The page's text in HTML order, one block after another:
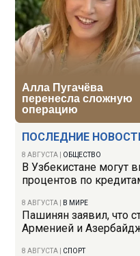
ПОСЛЕДНИЕ
8 АВГУСТА ОБЩЕСТВО
В Узбекистане могут
процентов по
8 АВГУСТА В МИРЕ
Пашинян заявил, что
Арменией и
8 АВГУСТА СПОРТ